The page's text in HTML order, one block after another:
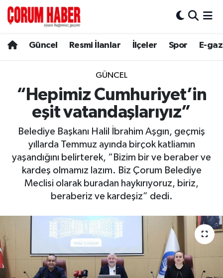
Güncel Resmi İlanlar İlçeler Spor E-
GÜNCEL
“Hepimiz Cumhuriyet’in
eşit vatandaşlarıyız”
Belediye Başkanı Halil İbrahim Aşgın, geçmiş
yıllarda Temmuz ayında birçok katliamın
yaşandığını belirterek, “Bizim bir ve beraber ve
kardeş olmamız lazım. Biz Çorum Belediye
Meclisi olarak buradan haykırıyoruz, biriz,
beraberiz ve kardeşiz” dedi.
Spor
Resmi İlanlar
Alaca
Bayat
Boğazkale
İskilip
Kargı
Laçin
Hava Durumu
Çorum Namaz Vakitleri
Trafik Durumu
Süper Lig Puan Durumu ve Fikstür
Tüm Manşetler
Haber Arşivi